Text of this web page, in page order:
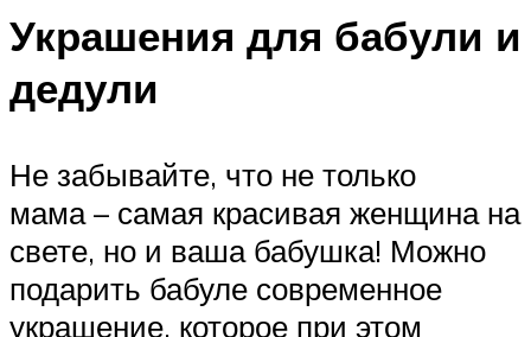
Украшения для бабули и
дедули
Не забывайте, что не только
мама – самая красивая женщина на
свете, но и ваша бабушка! Можно
подарить бабуле современное
украшение, которое при этом